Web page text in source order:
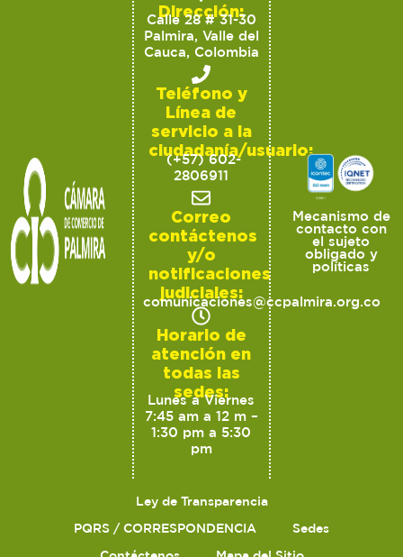
Dirección:
Calle 28 # 31-30
Palmira, Valle del
Cauca, Colombia
Teléfono y
Línea de
servicio a la
ciudadanía/usuario:
(+57) 602-
2806911
Correo
contáctenos
y/o
notificaciones
judiciales:
comunicaciones@ccpalmira.org.co
Horario de
atención en
todas las
sedes:
Lunes a Viernes
7:45 am a 12 m –
1:30 pm a 5:30
pm
Mecanismo de
contacto con
el sujeto
obligado y
políticas
Ley de Transparencia
PQRS / CORRESPONDENCIA
Sedes